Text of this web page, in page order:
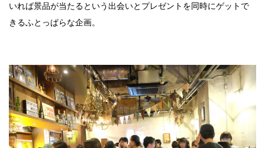
いれば景品が当たるという出会いとプレゼントを同時にゲットで
きるふとっぱらな企画。